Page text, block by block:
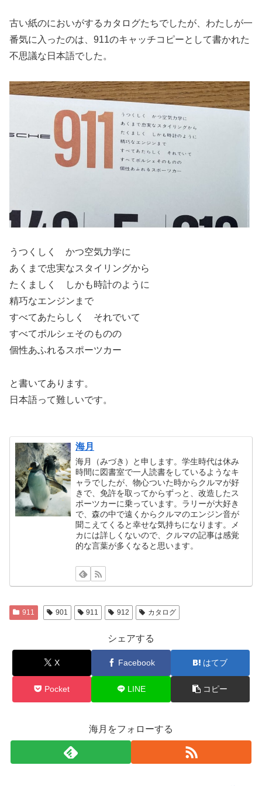
古い紙のにおいがするカタログたちでしたが、わたしが一
番気に入ったのは、911のキャッチコピーとして書かれた
不思議な日本語でした。
うつくしく かつ空気力学に
あくまで忠実なスタイリングから
たくましく しかも時計のように
精巧なエンジンまで
すべてあたらしく それでいて
すべてポルシェそのものの
個性あふれるスポーツカー
と書いてあります。
日本語って難しいです。
海月
海月（みづき）と申します。学生時代は休み
時間に図書室で一人読書をしているようなキ
ャラでしたが、物心ついた時からクルマが好
きで、免許を取ってからずっと、改造したス
ポーツカーに乗っています。ラリーが大好き
で、森の中で遠くからクルマのエンジン音が
聞こえてくると幸せな気持ちになります。メ
カには詳しくないので、クルマの記事は感覚
的な言葉が多くなると思います。
911 901 911 912 カタログ
シェアする
X Facebook はてブ
Pocket LINE コピー
海月をフォローする